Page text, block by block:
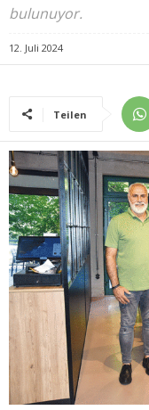
bulunuyor.
12. Juli 2024
Teilen